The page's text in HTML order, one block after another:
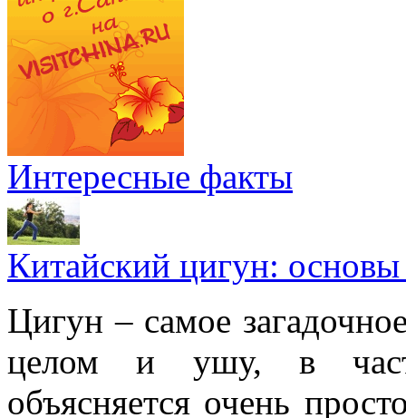
Интересные факты
Китайский цигун:
Цигун – самое
целом и ушу, в
объясняется очень